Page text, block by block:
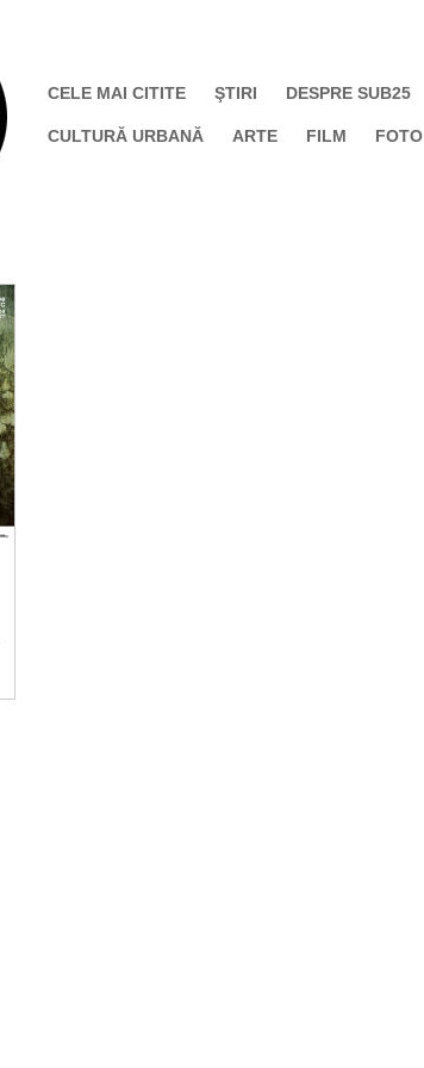
CELE MAI CITITE ŞTIRI DESPRE SUB25
CULTURĂ URBANĂ ARTE FILM FOTO